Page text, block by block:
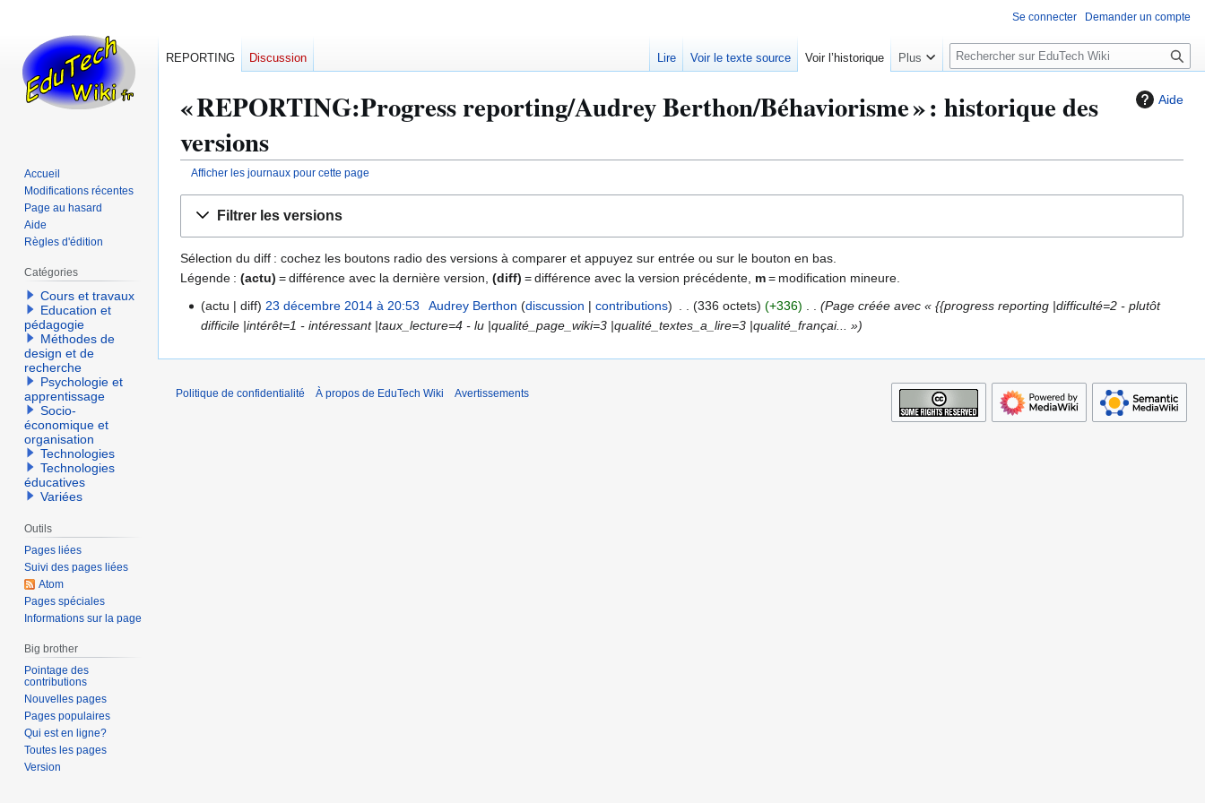
Aide
« REPORTING:Progress reporting/Audrey Berthon/Béhaviorisme » : historique des
versions
Afficher les journaux pour cette page
navigation
recherche
Filtrer les versions
Sélection du diff : cochez les boutons radio des versions à comparer et appuyez sur entrée ou sur le bouton en bas.
Légende : (actu) = différence avec la dernière version, (diff) = différence avec la version précédente, m= modification mineure.
c
actu diff 23 décembre 2014 à 20:53 Audrey Berthon discussion contributions 336 octets +336
Page créée avec « {{progress reporting |difficulté=2 - plutôt
difficile |intérêt=1 - intéressant |taux_lecture=4 - lu |qualité_page_wiki=3 |qualité_textes_a_lire=3 |qualité_françai... »
Se connecter Demander un compte
REPORTING Discussion Lire Voir le texte source Voir l’historique Plus
R
e
h
h
r
Accueil
Modifications récentes
Page au hasard
Aide
Règles d'édition
Catégories
Cours et travaux
Education et
pédagogie
Méthodes de
design et de
recherche
Psychologie et
apprentissage
Socio-
économique et
organisation
Technologies
Technologies
éducatives
Variées
Outils
Pages liées
Suivi des pages liées
Atom
Pages spéciales
Informations sur la page
Big brother
Pointage des
contributions
Nouvelles pages
Pages populaires
Qui est en ligne?
Toutes les pages
Version
Politique de confidentialité À propos de EduTech Wiki Avertissements